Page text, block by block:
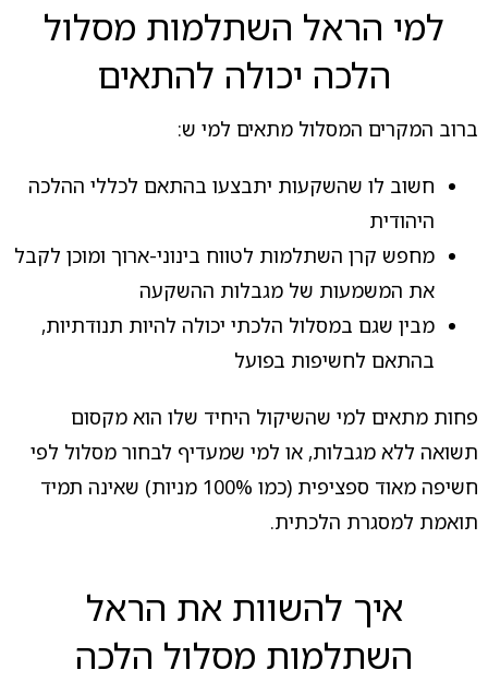
למי הראל השתלמות מסלול
הלכה יכולה להתאים
ברוב המקרים המסלול מתאים למי ש:
חשוב לו שהשקעות יתבצעו בהתאם לכללי ההלכה
היהודית
מחפש קרן השתלמות לטווח בינוני-ארוך ומוכן לקבל
את המשמעות של מגבלות ההשקעה
מבין שגם במסלול הלכתי יכולה להיות תנודתיות,
בהתאם לחשיפות בפועל
פחות מתאים למי שהשיקול היחיד שלו הוא מקסום
תשואה ללא מגבלות, או למי שמעדיף לבחור מסלול לפי
חשיפה מאוד ספציפית (כמו 100% מניות) שאינה תמיד
תואמת למסגרת הלכתית.
איך להשוות את הראל
השתלמות מסלול הלכה